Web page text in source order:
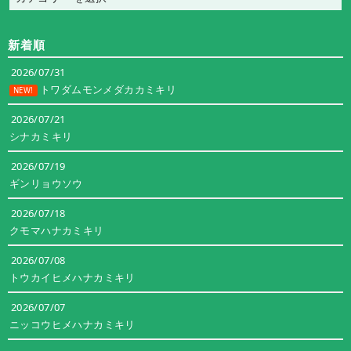
テ
リ
新着順
2026/07/31
NEW! トワダムモンメダカカミキリ
2026/07/21
シナカミキリ
2026/07/19
ギンリョウソウ
2026/07/18
クモマハナカミキリ
2026/07/08
トウカイヒメハナカミキリ
2026/07/07
ニッコウヒメハナカミキリ